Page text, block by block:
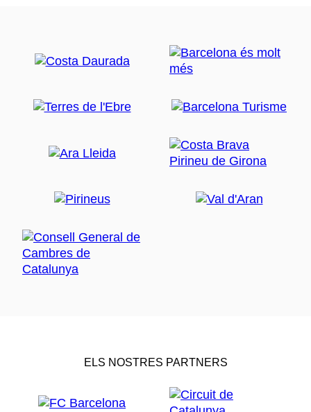
ELS NOSTRES PARTNERS